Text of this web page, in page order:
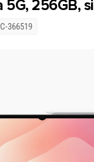
5G, 256GB,
366519